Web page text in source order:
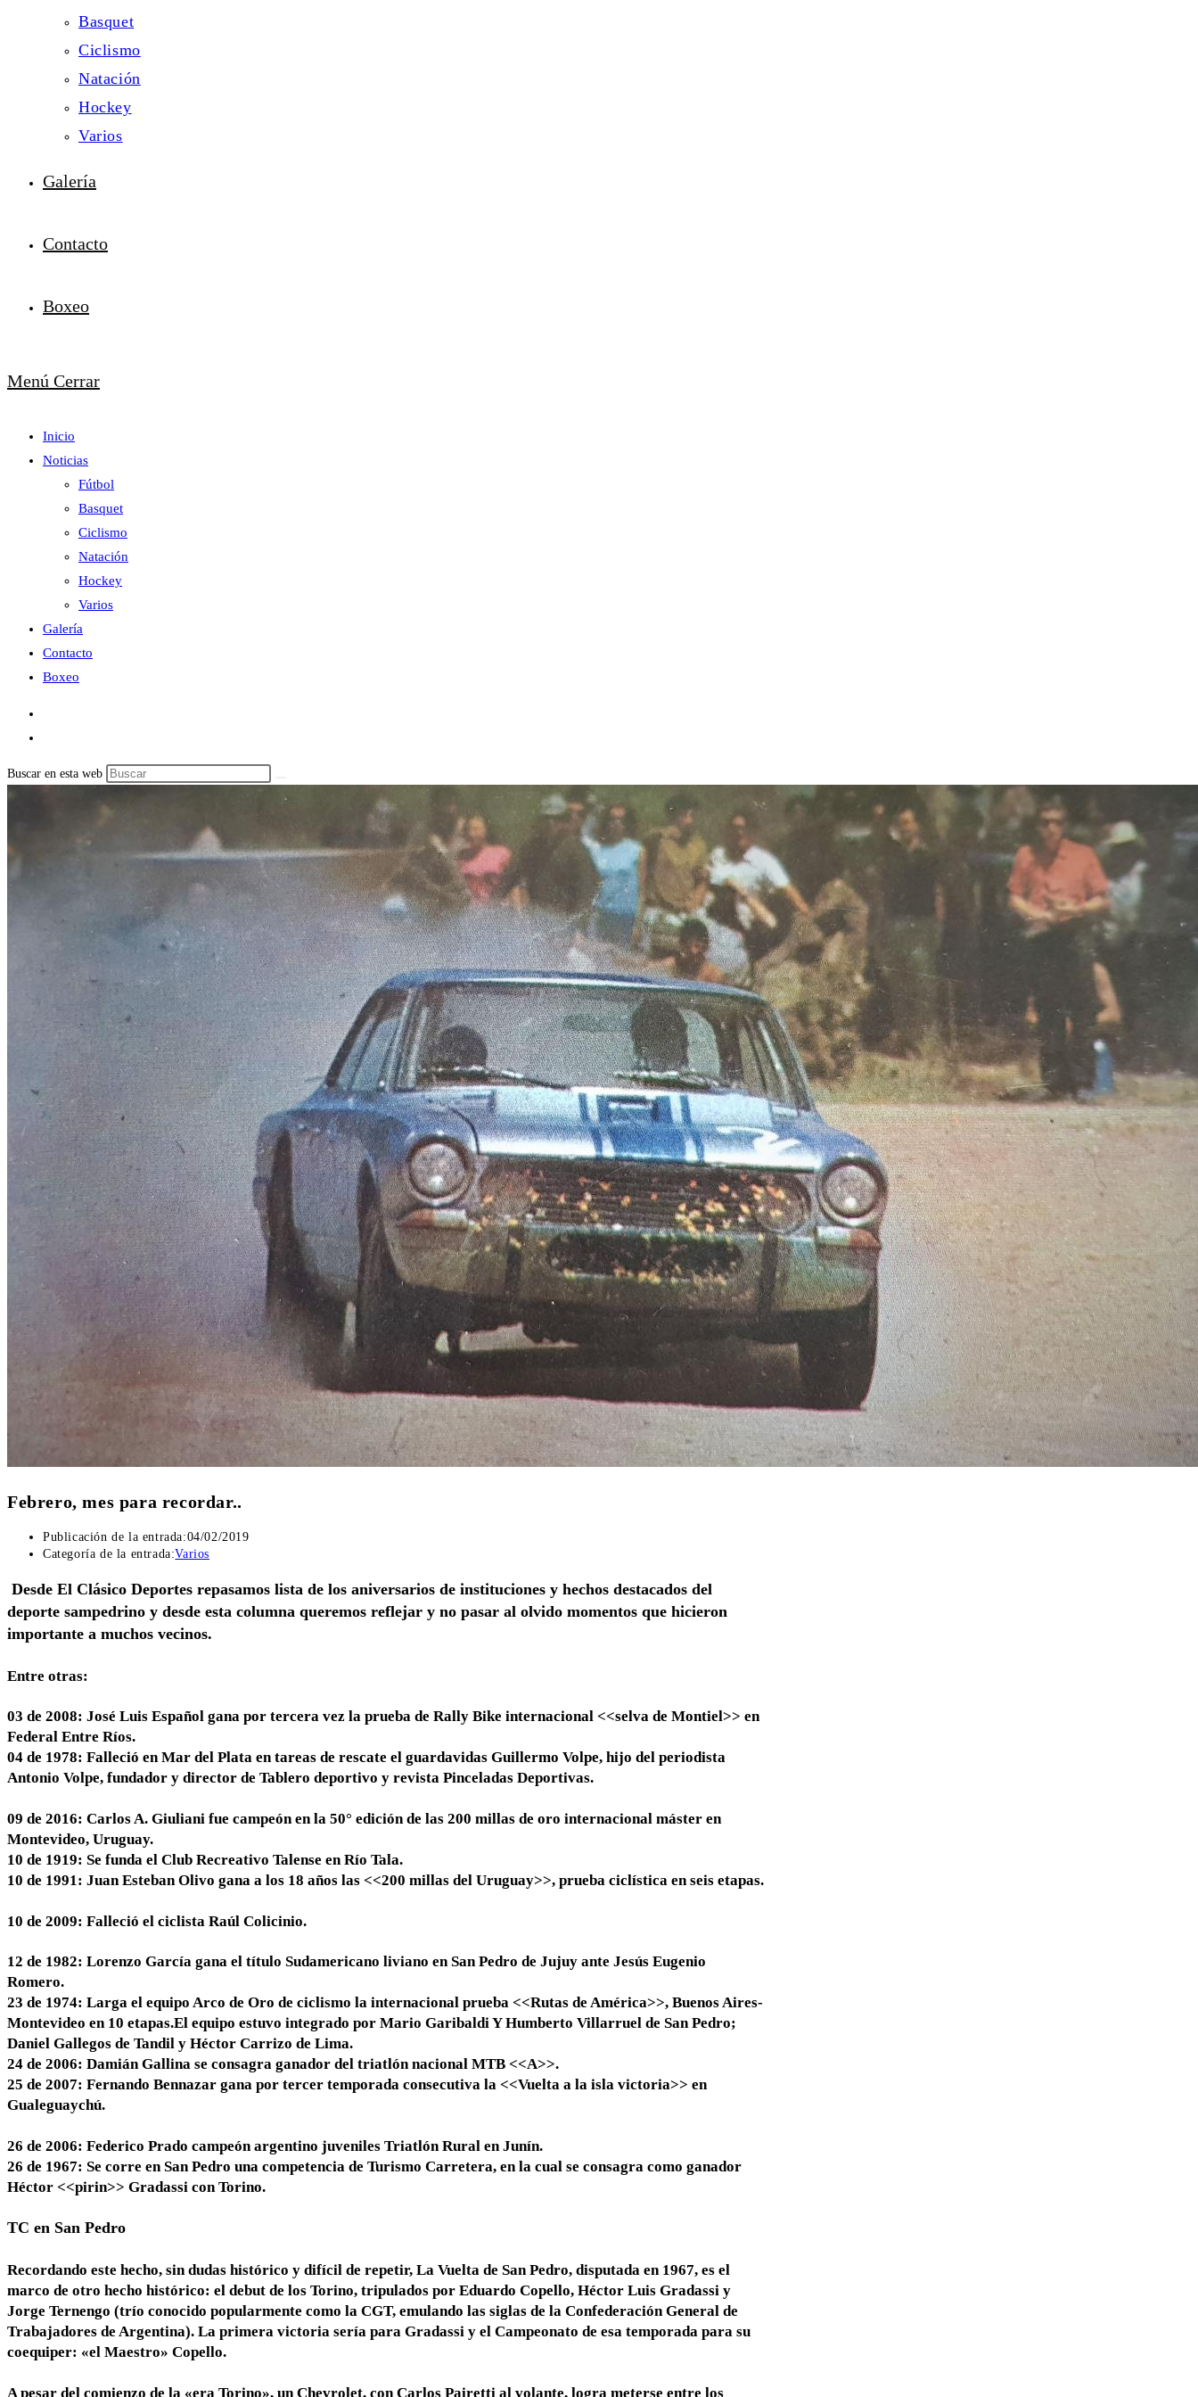
Basquet
Ciclismo
Natación
Hockey
Varios
Galería
Contacto
Boxeo
Menú Cerrar
Inicio
Noticias
Fútbol
Basquet
Ciclismo
Natación
Hockey
Varios
Galería
Contacto
Boxeo
Buscar en esta web
Febrero, mes para recordar..
Publicación de la entrada:04/02/2019
Categoría de la entrada:Varios
Desde El Clásico Deportes repasamos lista de los aniversarios de instituciones y hechos destacados del
deporte sampedrino y desde esta columna queremos reflejar y no pasar al olvido momentos que hicieron
importante a muchos vecinos.
Entre otras:
03 de 2008: José Luis Español gana por tercera vez la prueba de Rally Bike internacional <<selva de Montiel>> en
Federal Entre Ríos.
04 de 1978: Falleció en Mar del Plata en tareas de rescate el guardavidas Guillermo Volpe, hijo del periodista
Antonio Volpe, fundador y director de Tablero deportivo y revista Pinceladas Deportivas.
09 de 2016: Carlos A. Giuliani fue campeón en la 50° edición de las 200 millas de oro internacional máster en
Montevideo, Uruguay.
10 de 1919: Se funda el Club Recreativo Talense en Río Tala.
10 de 1991: Juan Esteban Olivo gana a los 18 años las <<200 millas del Uruguay>>, prueba ciclística en seis etapas.
10 de 2009: Falleció el ciclista Raúl Colicinio.
12 de 1982: Lorenzo García gana el título Sudamericano liviano en San Pedro de Jujuy ante Jesús Eugenio
Romero.
23 de 1974: Larga el equipo Arco de Oro de ciclismo la internacional prueba <<Rutas de América>>, Buenos Aires-
Montevideo en 10 etapas.El equipo estuvo integrado por Mario Garibaldi Y Humberto Villarruel de San Pedro;
Daniel Gallegos de Tandil y Héctor Carrizo de Lima.
24 de 2006: Damián Gallina se consagra ganador del triatlón nacional MTB <<A>>.
25 de 2007: Fernando Bennazar gana por tercer temporada consecutiva la <<Vuelta a la isla victoria>> en
Gualeguaychú.
26 de 2006: Federico Prado campeón argentino juveniles Triatlón Rural en Junín.
26 de 1967: Se corre en San Pedro una competencia de Turismo Carretera, en la cual se consagra como ganador
Héctor <<pirin>> Gradassi con Torino.
TC en San Pedro
Recordando este hecho, sin dudas histórico y difícil de repetir, La Vuelta de San Pedro, disputada en 1967, es el
marco de otro hecho histórico: el debut de los Torino, tripulados por Eduardo Copello, Héctor Luis Gradassi y
Jorge Ternengo (trío conocido popularmente como la CGT, emulando las siglas de la Confederación General de
Trabajadores de Argentina). La primera victoria sería para Gradassi y el Campeonato de esa temporada para su
coequiper: «el Maestro» Copello.
A pesar del comienzo de la «era Torino», un Chevrolet, con Carlos Pairetti al volante, logra meterse entre los